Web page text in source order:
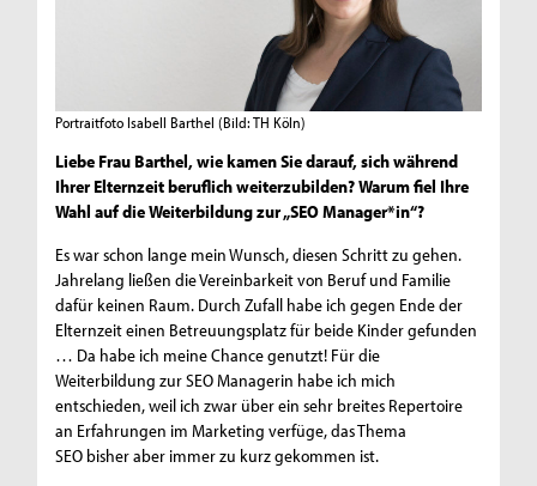
Portraitfoto Isabell Barthel (Bild: TH Köln)
Liebe Frau Barthel, wie kamen Sie darauf, sich während
Ihrer Elternzeit beruflich weiterzubilden? Warum fiel Ihre
Wahl auf die Weiterbildung zur „SEO Manager*in“?
Es war schon lange mein Wunsch, diesen Schritt zu gehen.
Jahrelang ließen die Vereinbarkeit von Beruf und Familie
dafür keinen Raum. Durch Zufall habe ich gegen Ende der
Elternzeit einen Betreuungsplatz für beide Kinder gefunden
… Da habe ich meine Chance genutzt! Für die
Weiterbildung zur SEO Managerin habe ich mich
entschieden, weil ich zwar über ein sehr breites Repertoire
an Erfahrungen im Marketing verfüge, das Thema
SEO bisher aber immer zu kurz gekommen ist.